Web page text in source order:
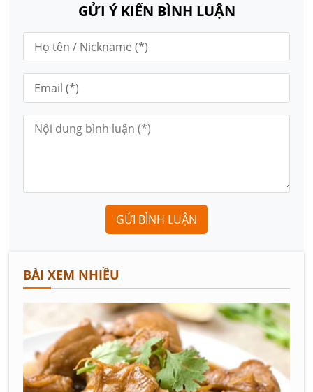
GỬI Ý KIẾN BÌNH LUẬN
GỬI BÌNH LUẬN
BÀI XEM NHIỀU